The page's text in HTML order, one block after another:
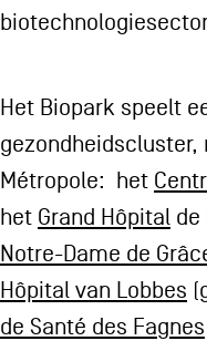
Het Biopark speelt
gezondheidscluster,
Métropole: het
het Grand Hôpital de
Notre-Dame de
Hôpital van Lobbes
de Santé des Fagnes